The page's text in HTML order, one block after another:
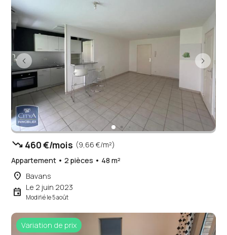
trending_down 460 €/mois (9,66 €/m²)
Appartement • 2 pièces • 48 m²
place Bavans
event Le 2 juin 2023
Modifié le 5 août
Variation de prix